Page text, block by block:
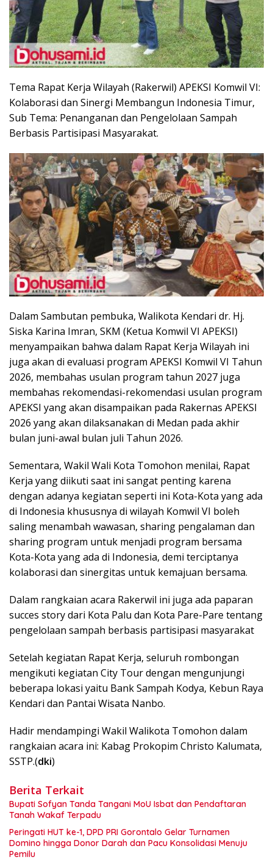
Tema Rapat Kerja Wilayah (Rakerwil) APEKSI Komwil VI:
Kolaborasi dan Sinergi Membangun Indonesia Timur,
Sub Tema: Penanganan dan Pengelolaan Sampah
Berbasis Partisipasi Masyarakat.
Dalam Sambutan pembuka, Walikota Kendari dr. Hj.
Siska Karina Imran, SKM (Ketua Komwil VI APEKSI)
menyampaikan bahwa dalam Rapat Kerja Wilayah ini
juga akan di evaluasi program APEKSI Komwil VI Tahun
2026, membahas usulan program tahun 2027 juga
membahas rekomendasi-rekomendasi usulan program
APEKSI yang akan disampaikan pada Rakernas APEKSI
2026 yang akan dilaksanakan di Medan pada akhir
bulan juni-awal bulan juli Tahun 2026.
Sementara, Wakil Wali Kota Tomohon menilai, Rapat
Kerja yang diikuti saat ini sangat penting karena
dengan adanya kegiatan seperti ini Kota-Kota yang ada
di Indonesia khususnya di wilayah Komwil VI boleh
saling menambah wawasan, sharing pengalaman dan
sharing program untuk menjadi program bersama
Kota-Kota yang ada di Indonesia, demi terciptanya
kolaborasi dan sinergitas untuk kemajuan bersama.
Dalam rangkaian acara Rakerwil ini juga ada paparan
succes story dari Kota Palu dan Kota Pare-Pare tentang
pengelolaan sampah berbasis partisipasi masyarakat
Setelah kegiatan Rapat Kerja, seluruh rombongan
mengikuti kegiatan City Tour dengan mengunjungi
beberapa lokasi yaitu Bank Sampah Kodya, Kebun Raya
Kendari dan Pantai Wisata Nanbo.
Hadir mendampingi Wakil Walikota Tomohon dalam
rangkaian acara ini: Kabag Prokopim Christo Kalumata,
SSTP.(dki)
Berita Terkait
Bupati Sofyan Tanda Tangani MoU Isbat dan Pendaftaran
Tanah Wakaf Terpadu
Peringati HUT ke-1, DPD PRI Gorontalo Gelar Turnamen
Domino hingga Donor Darah dan Pacu Konsolidasi Menuju
Pemilu